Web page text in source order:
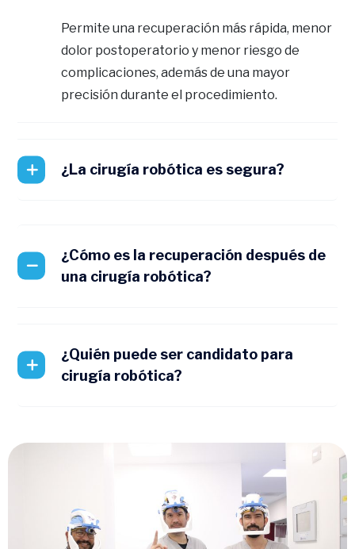
Permite una recuperación más rápida, menor
dolor postoperatorio y menor riesgo de
complicaciones, además de una mayor
precisión durante el procedimiento.
¿La cirugía robótica es segura?
¿Cómo es la recuperación después de
una cirugía robótica?
¿Quién puede ser candidato para
cirugía robótica?